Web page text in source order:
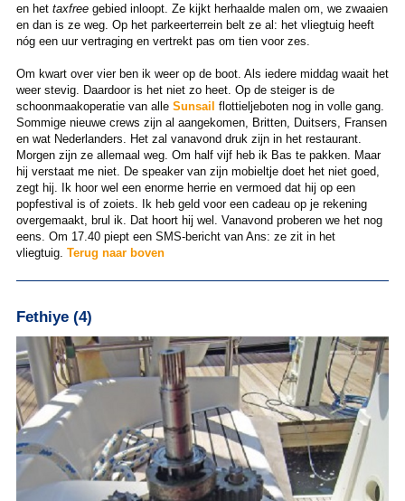
en het taxfreegebied inloopt. Ze kijkt herhaalde malen om, we zwaaien
en dan is ze weg. Op het parkeerterrein belt ze al: het vliegtuig heeft
nóg een uur vertraging en vertrekt pas om tien voor zes.
Om kwart over vier ben ik weer op de boot. Als iedere middag waait het
weer stevig. Daardoor is het niet zo heet. Op de steiger is de
schoonmaakoperatie van alle Sunsail flottieljeboten nog in volle gang.
Sommige nieuwe crews zijn al aangekomen, Britten, Duitsers, Fransen
en wat Nederlanders. Het zal vanavond druk zijn in het restaurant.
Morgen zijn ze allemaal weg. Om half vijf heb ik Bas te pakken. Maar
hij verstaat me niet. De speaker van zijn mobieltje doet het niet goed,
zegt hij. Ik hoor wel een enorme herrie en vermoed dat hij op een
popfestival is of zoiets. Ik heb geld voor een cadeau op je rekening
overgemaakt, brul ik. Dat hoort hij wel. Vanavond proberen we het nog
eens. Om 17.40 piept een SMS-bericht van Ans: ze zit in het
vliegtuig. Terug naar boven
Fethiye (4)